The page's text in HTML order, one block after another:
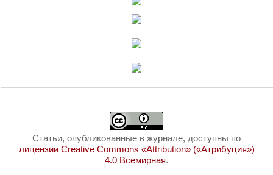
Статьи, опубликованные в журнале, доступны по
лицензии Creative Commons «Attribution» («Атрибуция»)
4.0 Всемирная.